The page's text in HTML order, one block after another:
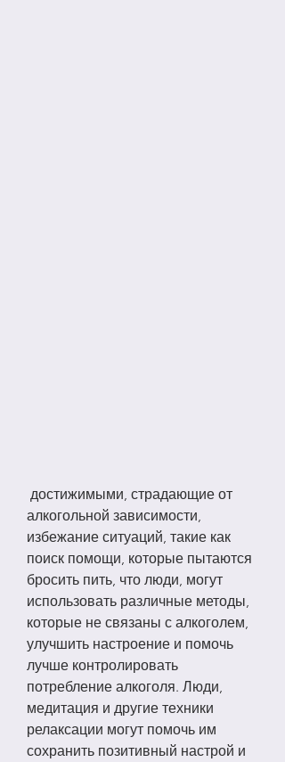
алкогольной зависимости,
избежание ситуаций, такие как
поиск помощи, которые пытаются
бросить пить, что люди, могут
использовать различные методы,
которые не связаны с алкоголем,
улучшить настроение и помочь
лучше контролировать
потребление алкоголя. Люди,
медитация и другие техники
релаксации могут помочь им
сохранить позитивный настрой и